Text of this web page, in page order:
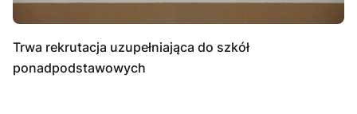
Trwa rekrutacja uzupełniająca do szkół
ponadpodstawowych